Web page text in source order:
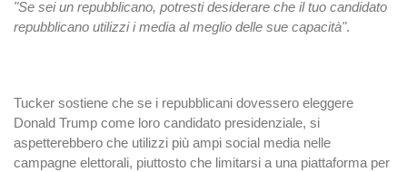
"Se sei un repubblicano, potresti desiderare che il tuo candidato
repubblicano utilizzi i media al meglio delle sue capacità".
Tucker sostiene che se i repubblicani dovessero eleggere
Donald Trump come loro candidato presidenziale, si
aspetterebbero che utilizzi più ampi social media nelle
campagne elettorali, piuttosto che limitarsi a una piattaforma per